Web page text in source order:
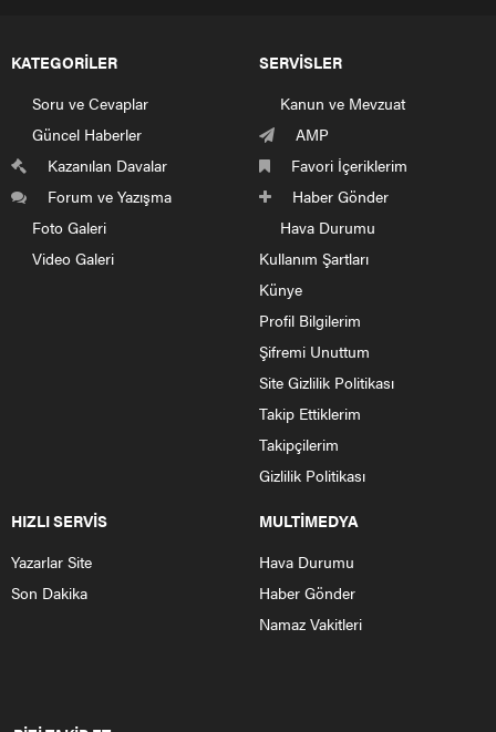
KATEGORİLER
Soru ve Cevaplar
Güncel Haberler
Kazanılan Davalar
Forum ve Yazışma
Foto Galeri
Video Galeri
SERVİSLER
Kanun ve Mevzuat
AMP
Favori İçeriklerim
Haber Gönder
Hava Durumu
Kullanım Şartları
Künye
Profil Bilgilerim
Şifremi Unuttum
Site Gizlilik Politikası
Takip Ettiklerim
Takipçilerim
Gizlilik Politikası
HIZLI SERVİS
Yazarlar Site
Son Dakika
MULTİMEDYA
Hava Durumu
Haber Gönder
Namaz Vakitleri